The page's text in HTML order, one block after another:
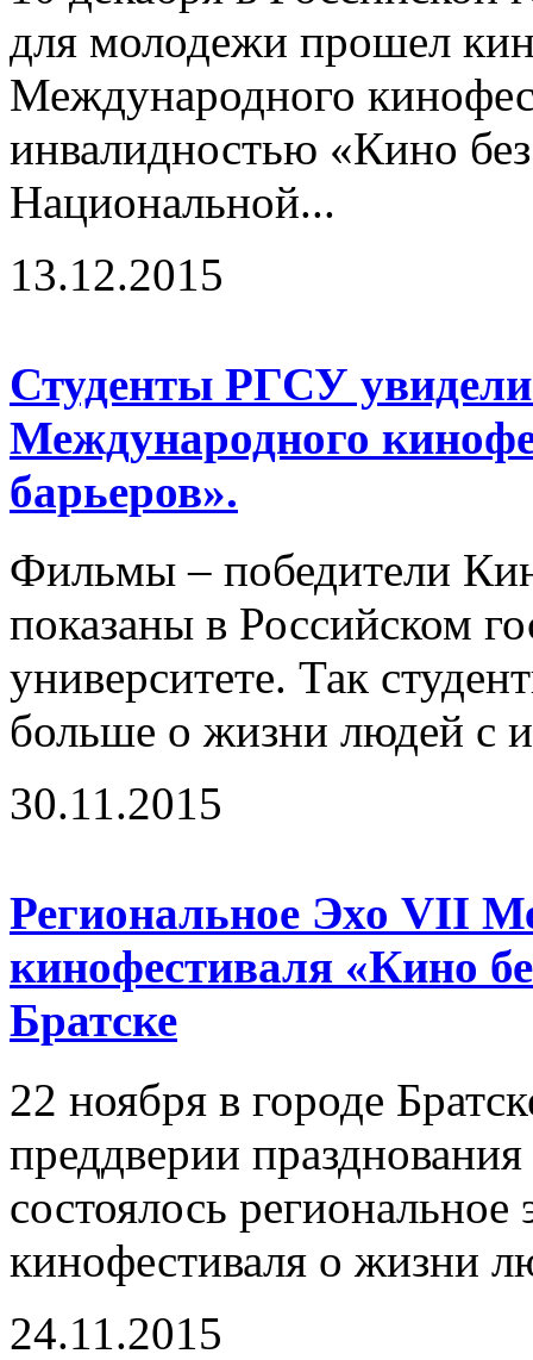
для молодежи прошел
Международного
инвалидностью «Кино
Национальной...
13.12.2015
Студенты РГСУ
Международного
барьеров».
Фильмы – победители
показаны в Российском
университете. Так
больше о жизни людей с
30.11.2015
Региональное Эхо VII
кинофестиваля «Кино
Братске
22 ноября в городе
преддверии
состоялось
кинофестиваля о жизни
24.11.2015